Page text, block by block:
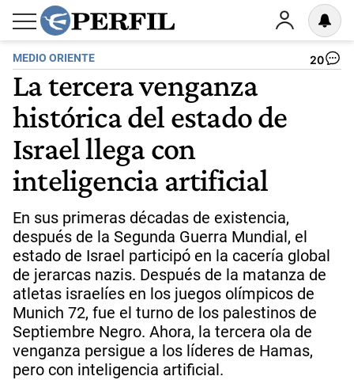
MEDIO ORIENTE 20
La tercera venganza
histórica del estado de
Israel llega con
inteligencia artificial
En sus primeras décadas de existencia,
después de la Segunda Guerra Mundial, el
estado de Israel participó en la cacería global
de jerarcas nazis. Después de la matanza de
atletas israelíes en los juegos olímpicos de
Munich 72, fue el turno de los palestinos de
Septiembre Negro. Ahora, la tercera ola de
venganza persigue a los líderes de Hamas,
pero con inteligencia artificial.